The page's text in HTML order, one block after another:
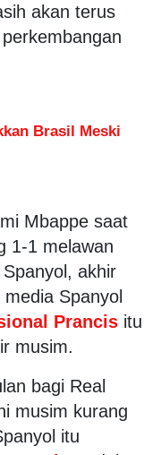
akan terus
Brasil Meski
Mbappe saat
1-1 melawan
akhir
Spanyol
Prancis itu
musim.
bagi Real
musim kurang
itu